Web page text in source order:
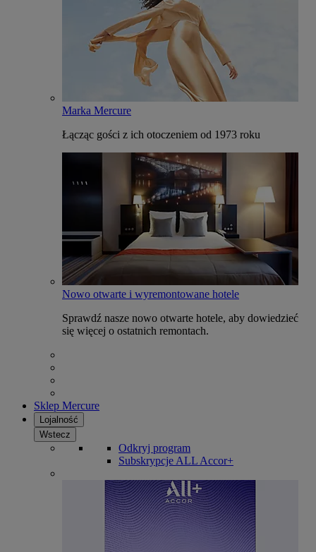
Marka Mercure
Łącząc gości z ich otoczeniem od 1973 roku
Nowo otwarte i wyremontowane hotele
Sprawdź nasze nowo otwarte hotele, aby dowiedzieć
się więcej o ostatnich remontach.
Sklep Mercure
Lojalność
Wstecz
Odkryj program
Subskrypcje ALL Accor+